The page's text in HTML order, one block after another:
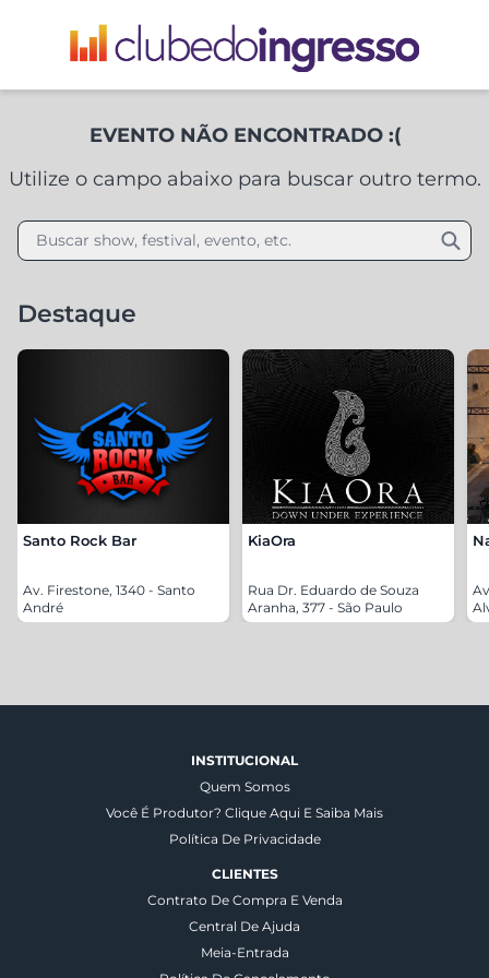
EVENTO NÃO ENCONTRADO :(
Utilize o campo abaixo para buscar outro termo.
Buscar show, festival, evento, etc.
Destaque
Santo Rock Bar
Av. Firestone, 1340 - Santo
André
KiaOra
Rua Dr. Eduardo de Souza
Aranha, 377 - São Paulo
INSTITUCIONAL
Quem Somos
Você É Produtor? Clique Aqui E Saiba Mais
Política De Privacidade
CLIENTES
Contrato De Compra E Venda
Central De Ajuda
Meia-Entrada